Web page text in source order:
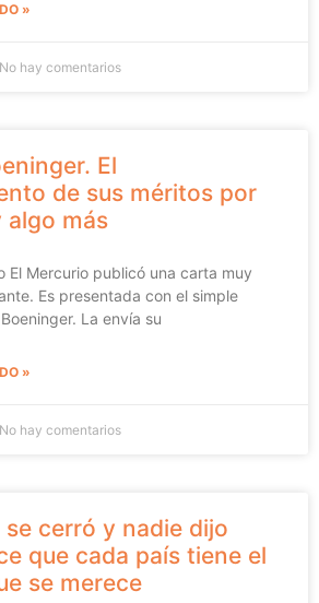
»
No hay comentarios
El
de sus méritos por
algo más
El Mercurio publicó una carta muy
Es presentada con el simple
La envía su
»
No hay comentarios
cerró y nadie dijo
que cada país tiene el
se merece